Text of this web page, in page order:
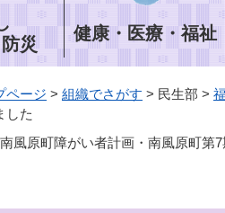
災
健康・医療・福祉
ページ > 組織でさがす > 民生部 >
した
風原町障がい者計画・南風原町第